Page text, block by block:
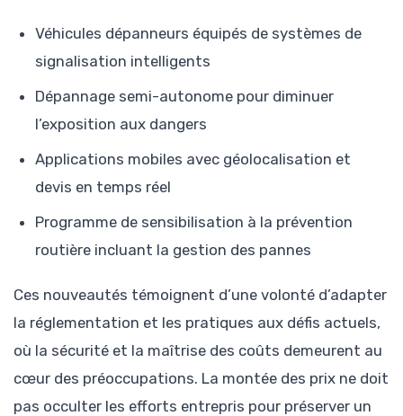
Véhicules dépanneurs équipés de systèmes de
signalisation intelligents
Dépannage semi-autonome pour diminuer
l’exposition aux dangers
Applications mobiles avec géolocalisation et
devis en temps réel
Programme de sensibilisation à la prévention
routière incluant la gestion des pannes
Ces nouveautés témoignent d’une volonté d’adapter
la réglementation et les pratiques aux défis actuels,
où la sécurité et la maîtrise des coûts demeurent au
cœur des préoccupations. La montée des prix ne doit
pas occulter les efforts entrepris pour préserver un